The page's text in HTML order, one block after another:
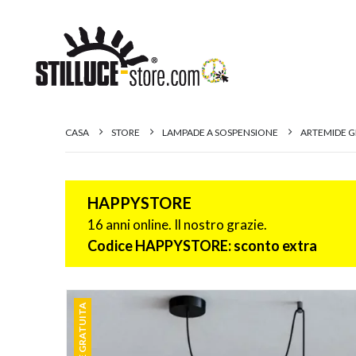
CASA STORE LAMPADE A SOSPENSIONE ARTEMIDE
HAPPYSTORE
16 anni online. Il nostro grazie.
Codice HAPPYSTORE: sconto extra